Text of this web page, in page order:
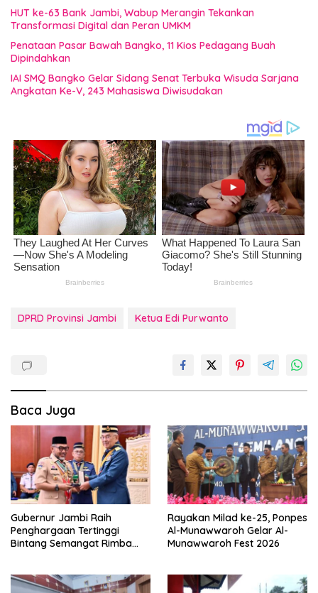
HUT ke-63 Bank Jambi, Wabup Merangin Tekankan
Transformasi Digital dan Peran UMKM
Penataan Pasar Bawah Bangko, 11 Kios Pedagang Buah
Dipindahkan
IAI SMQ Bangko Gelar Sidang Senat Terbuka Wisuda Sarjana
Angkatan Ke-V, 243 Mahasiswa Diwisudakan
DPRD Provinsi Jambi Ketua Edi Purwanto
Baca Juga
Gubernur Jambi Raih
Penghargaan Tertinggi
Bintang Semangat Rimba
Rayakan Milad ke-25, Ponpes
Al-Munawwaroh Gelar Al-
Munawwaroh Fest 2026